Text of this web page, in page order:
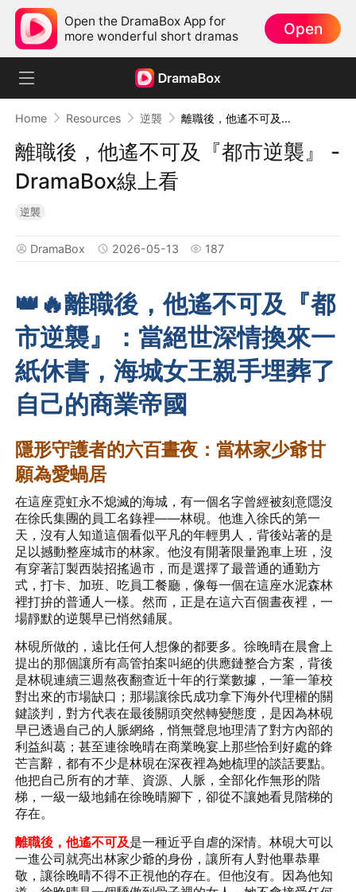
Open the DramaBox App for
more wonderful short dramas
Open
Home Resources 逆襲 離職後，他遙不可及『都市逆襲』 - DramaBox線上看
離職後，他遙不可及『都市逆襲』 -
DramaBox線上看
逆襲
DramaBox 2026-05-13 187
👑🔥離職後，他遙不可及『都
市逆襲』：當絕世深情換來一
紙休書，海城女王親手埋葬了
自己的商業帝國
隱形守護者的六百晝夜：當林家少爺甘
願為愛蝸居
在這座霓虹永不熄滅的海城，有一個名字曾經被刻意隱沒
在徐氏集團的員工名錄裡——林硯。他進入徐氏的第一
天，沒有人知道這個看似平凡的年輕男人，背後站著的是
足以撼動整座城市的林家。他沒有開著限量跑車上班，沒
有穿著訂製西裝招搖過市，而是選擇了最普通的通勤方
式，打卡、加班、吃員工餐廳，像每一個在這座水泥森林
裡打拚的普通人一樣。然而，正是在這六百個晝夜裡，一
場靜默的逆襲早已悄然鋪展。
林硯所做的，遠比任何人想像的都要多。徐晚晴在晨會上
提出的那個讓所有高管拍案叫絕的供應鏈整合方案，背後
是林硯連續三週熬夜翻查近十年的行業數據，一筆一筆校
對出來的市場缺口；那場讓徐氏成功拿下海外代理權的關
鍵談判，對方代表在最後關頭突然轉變態度，是因為林硯
早已透過自己的人脈網絡，悄無聲息地理清了對方內部的
利益糾葛；甚至連徐晚晴在商業晚宴上那些恰到好處的鋒
芒言辭，都有不少是林硯在深夜裡為她梳理的談話要點。
他把自己所有的才華、資源、人脈，全部化作無形的階
梯，一級一級地鋪在徐晚晴腳下，卻從不讓她看見階梯的
存在。
離職後，他遙不可及是一種近乎自虐的深情。林硯大可以
一進公司就亮出林家少爺的身份，讓所有人對他畢恭畢
敬，讓徐晚晴不得不正視他的存在。但他沒有。因為他知